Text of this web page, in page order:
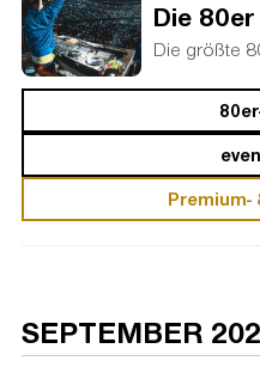
Die
Die größte
Premium-
SEPTEMBER